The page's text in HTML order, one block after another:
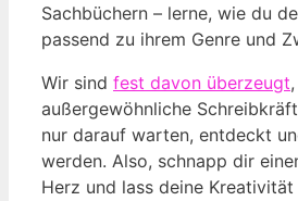
Sachbüchern – lerne, wie du
passend zu ihrem Genre und
Wir sind fest davon überzeugt
außergewöhnliche
nur darauf warten, entdeckt
werden. Also, schnapp dir
Herz und lass deine Kreativität